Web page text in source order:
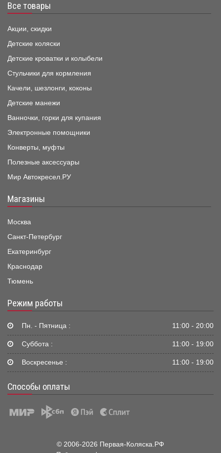
Все товары
Акции, скидки
Детские коляски
Детские кроватки и колыбели
Стульчики для кормления
Качели, шезлонги, коконы
Детские манежи
Ванночки, горки для купания
Электронные помощники
Конверты, муфты
Полезные аксессуары
Мир Автокресел.РУ
Магазины
Москва
Санкт-Петербург
Екатеринбург
Краснодар
Тюмень
Режим работы
Пн. - Пятница : 11:00 - 20:00
Суббота : 11:00 - 19:00
Воскресенье : 11:00 - 19:00
Способы оплаты
© 2006-2026 Первая-Коляска.РФ